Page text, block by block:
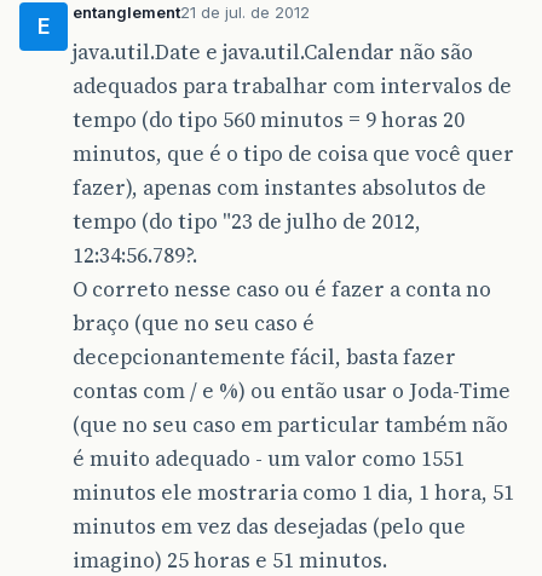
E
entanglement21 de jul. de 2012
java.util.Date e java.util.Calendar não são
adequados para trabalhar com intervalos de
tempo (do tipo 560 minutos = 9 horas 20
minutos, que é o tipo de coisa que você quer
fazer), apenas com instantes absolutos de
tempo (do tipo "23 de julho de 2012,
12:34:56.789?.
O correto nesse caso ou é fazer a conta no
braço (que no seu caso é
decepcionantemente fácil, basta fazer
contas com / e %) ou então usar o Joda-Time
(que no seu caso em particular também não
é muito adequado - um valor como 1551
minutos ele mostraria como 1 dia, 1 hora, 51
minutos em vez das desejadas (pelo que
imagino) 25 horas e 51 minutos.